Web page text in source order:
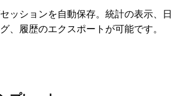
ッションを自動保存。統計の表示、日
、履歴のエクスポートが可能です。